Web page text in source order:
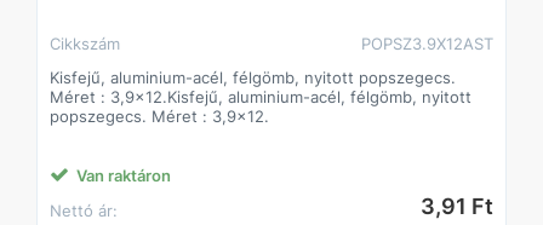
Cikkszám
POPSZ3.9X12AST
Kisfejű, aluminium-acél, félgömb, nyitott popszegecs.
Méret : 3,9x12.Kisfejű, aluminium-acél, félgömb, nyitott
popszegecs. Méret : 3,9x12.
Van raktáron
Nettó ár:
3,91 Ft